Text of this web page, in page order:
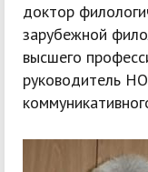
доктор
зарубежной
высшего
руководитель